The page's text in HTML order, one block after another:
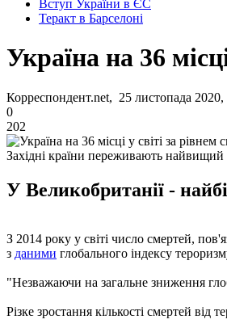
Вступ України в ЄС
Теракт в Барселоні
Україна на 36
Корреспондент.net, 25 листопада 2020,
0
202
Західні країни переживають найвищий
У Великобританії -
З 2014 року у світі число смертей,
з даними глобального індексу
"Незважаючи на загальне зниження
Різке зростання кількості смертей від